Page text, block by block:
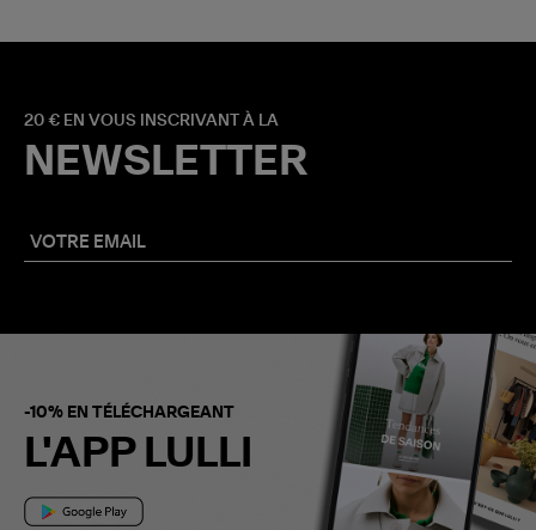
20 € EN VOUS INSCRIVANT À LA
NEWSLETTER
-10% EN TÉLÉCHARGEANT
L'APP LULLI